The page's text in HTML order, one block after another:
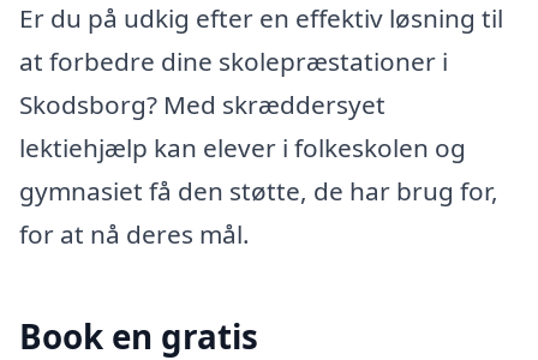
Er du på udkig efter en effektiv løsning til
at forbedre dine skolepræstationer i
Skodsborg? Med skræddersyet
lektiehjælp kan elever i folkeskolen og
gymnasiet få den støtte, de har brug for,
for at nå deres mål.
Book en gratis